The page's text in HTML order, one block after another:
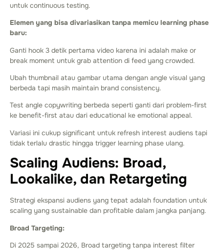
untuk continuous testing.
Elemen yang bisa divariasikan tanpa memicu learning phase
baru:
Ganti hook 3 detik pertama video karena ini adalah make or
break moment untuk grab attention di feed yang crowded.
Ubah thumbnail atau gambar utama dengan angle visual yang
berbeda tapi masih maintain brand consistency.
Test angle copywriting berbeda seperti ganti dari problem-first
ke benefit-first atau dari educational ke emotional appeal.
Variasi ini cukup significant untuk refresh interest audiens tapi
tidak terlalu drastic hingga trigger learning phase ulang.
Scaling Audiens: Broad,
Lookalike, dan Retargeting
Strategi ekspansi audiens yang tepat adalah foundation untuk
scaling yang sustainable dan profitable dalam jangka panjang.
Broad Targeting:
Di 2025 sampai 2026, Broad targeting tanpa interest filter